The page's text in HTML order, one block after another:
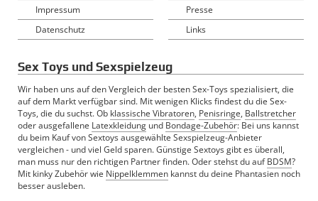
Impressum
Datenschutz
Presse
Links
Sex Toys und Sexspielzeug
Wir haben uns auf den Vergleich der besten Sex-Toys spezialisiert, die
auf dem Markt verfügbar sind. Mit wenigen Klicks findest du die Sex-
Toys, die du suchst. Ob klassische Vibratoren, Penisringe, Ballstretcher
oder ausgefallene Latexkleidung und Bondage-Zubehör: Bei uns kannst
du beim Kauf von Sextoys ausgewählte Sexspielzeug-Anbieter
vergleichen - und viel Geld sparen. Günstige Sextoys gibt es überall,
man muss nur den richtigen Partner finden. Oder stehst du aufBDSM?
Mit kinky Zubehör wie Nippelklemmen kannst du deine Phantasien noch
besser ausleben.